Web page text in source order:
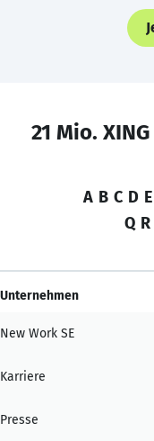
21 Mio.
A B C D E
Q R
Unternehmen
New Work SE
Karriere
Presse